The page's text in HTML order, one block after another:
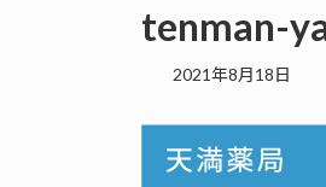
tenman-
2021年8月18日